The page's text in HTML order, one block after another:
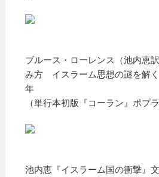
ブルース・ローレンス（池内恵
み方 イスラーム思想の謎を解
年
（単行本初版『コーラン』ポプ
池内恵『イスラーム国の衝撃』